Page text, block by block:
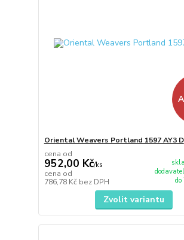
Oriental Weavers Portland 1597 AY3 D
cena od
952,00 Kč/ks
cena od
786,78 Kč bez DPH
do
Zvolit variantu